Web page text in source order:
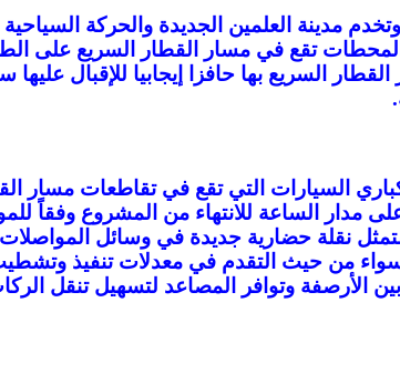
مدينة العلمين الجديدة والحركة
تقع في مسار القطار السريع على
السريع بها حافزا إيجابيا للإقبال
السيارات التي تقع في تقاطعات مسار
على مدار الساعة للانتهاء من المشروع وفقاً
ستمثل نقلة حضارية جديدة في وسائل
سواء من حيث التقدم في معدلات تنفيذ
وتوافر المصاعد لتسهيل تنقل